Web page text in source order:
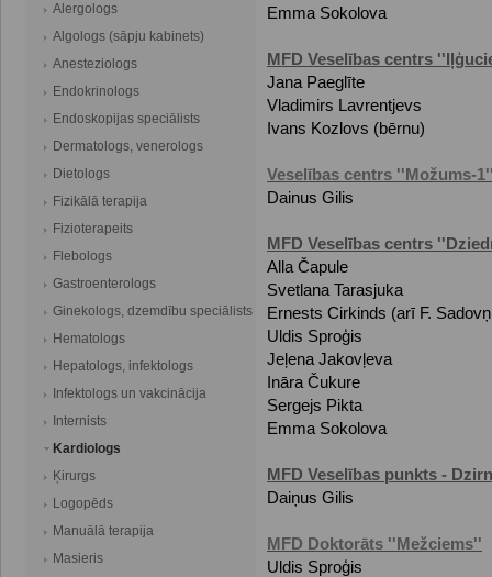
Alergologs
Algologs (sāpju kabinets)
Anesteziologs
Endokrinologs
Endoskopijas speciālists
Dermatologs, venerologs
Dietologs
Fizikālā terapija
Fizioterapeits
Flebologs
Gastroenterologs
Ginekologs, dzemdību speciālists
Hematologs
Hepatologs, infektologs
Infektologs un vakcinācija
Internists
Kardiologs
Ķirurgs
Logopēds
Manuālā terapija
Masieris
Emma Sokolova
MFD Veselības centrs
Jana Paeglīte
Vladimirs Lavrentjevs
Ivans Kozlovs (bērnu)
Veselības centrs ''Možums-
Dainus Gilis
MFD Veselības centrs
Alla Čapule
Svetlana Tarasjuka
Ernests Cirkinds (arī F.
Uldis Sproģis
Jeļena Jakovļeva
Ināra Čukure
Sergejs Pikta
Emma Sokolova
MFD Veselības punkts -
Daiņus Gilis
MFD Doktorāts ''Mežciems''
Uldis Sproģis